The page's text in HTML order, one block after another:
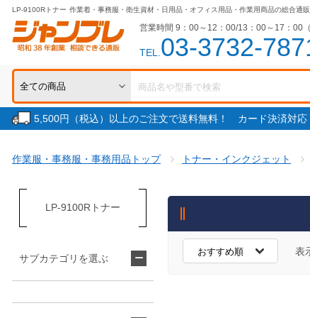
LP-9100Rトナー 作業着・事務服・衛生資材・日用品・オフィス用品・作業用商品の総合通販
営業時間 9：00～12：00/13：00～17：00（
TEL.03-3732-
5,500円（税込）以上のご注文で送料無料！ カード決済対応
作業服・事務服・事務用品トップ トナー・インクジェット
表
LP-9100Rトナー
サブカテゴリを選ぶ